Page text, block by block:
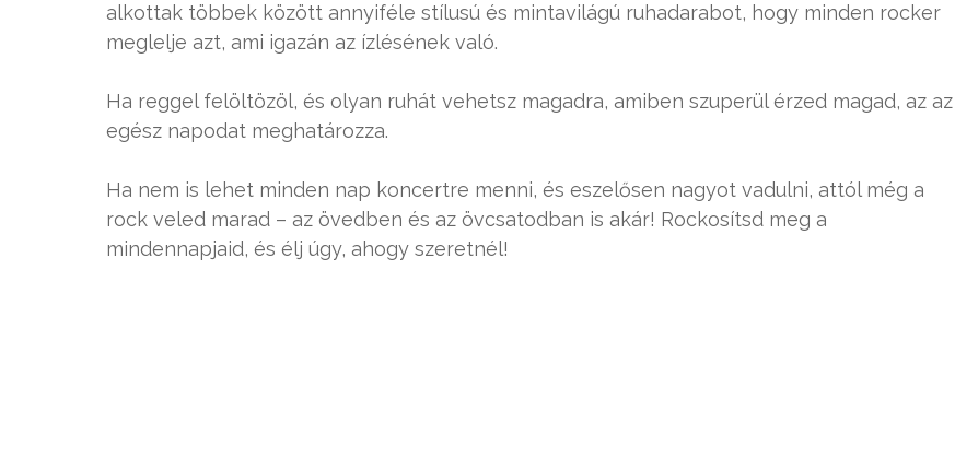
alkottak többek között annyiféle stílusú és mintavilágú ruhadarabot, hogy minden rocker
meglelje azt, ami igazán az ízlésének való.
Ha reggel felöltözöl, és olyan ruhát vehetsz magadra, amiben szuperül érzed magad, az az
egész napodat meghatározza.
Ha nem is lehet minden nap koncertre menni, és eszelősen nagyot vadulni, attól még a
rock veled marad – az övedben és az övcsatodban is akár! Rockosítsd meg a
mindennapjaid, és élj úgy, ahogy szeretnél!